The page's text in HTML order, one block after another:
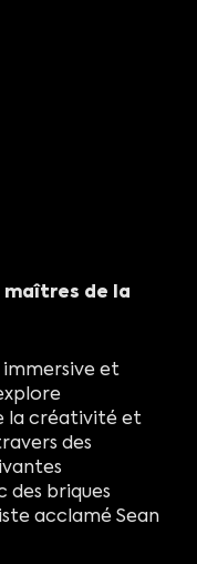
de la
et
la créativité et
des
des briques
acclamé Sean